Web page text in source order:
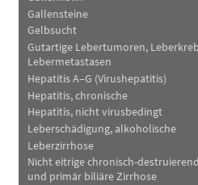
Gallensteine
Gelbsucht
Gutartige Lebertumoren,
Lebermetastasen
Hepatitis A–G (Virushepatitis)
Hepatitis, chronische
Hepatitis, nicht virusbedingt
Leberschädigung, alkoholische
Leberzirrhose
Nicht eitrige chronisch-
und primär biliäre Zirrhose